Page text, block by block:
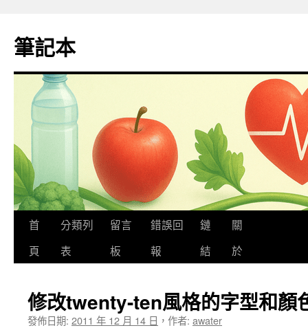
主
要
筆記本
首
頁
分類列
表
留言
板
錯誤回
報
鏈
結
關
於
修改twenty-ten風格的字型和顏
發佈日期: 2011 年 12 月 14 日 ， 作者: awater